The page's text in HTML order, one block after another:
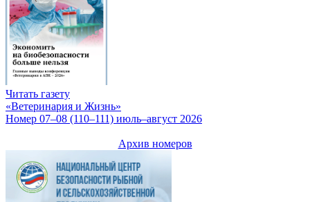
Читать газету
«Ветеринария и Жизнь»
Номер 07–08 (110–111) июль–август 2026
Архив номеров